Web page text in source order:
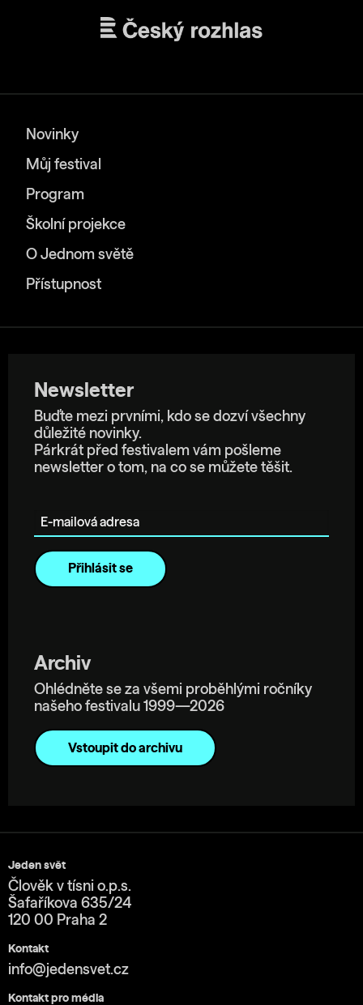
Novinky
Můj festival
Program
Školní projekce
O Jednom světě
Přístupnost
Newsletter
Buďte mezi prvními, kdo se dozví všechny
důležité novinky.
Párkrát před festivalem vám pošleme
newsletter o tom, na co se můžete těšit.
Archiv
Ohlédněte se za všemi proběhlými ročníky
našeho festivalu 1999—2026
Vstoupit do archivu
Jeden svět
Člověk v tísni o.p.s.
Šafaříkova 635/24
120 00 Praha 2
Kontakt
info@jedensvet.cz
Kontakt pro média